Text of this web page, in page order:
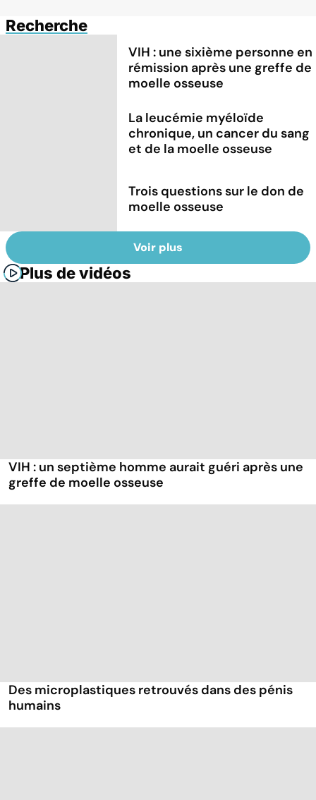
Recherche
VIH : une sixième personne en
rémission après une greffe de
moelle osseuse
La leucémie myéloïde
chronique, un cancer du sang
et de la moelle osseuse
Trois questions sur le don de
moelle osseuse
Voir plus
Plus de vidéos
VIH : un septième homme aurait guéri après une
greffe de moelle osseuse
Des microplastiques retrouvés dans des pénis
humains